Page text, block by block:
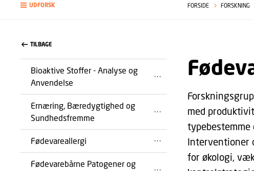
UDFORSK FORSIDE FORSKNING
TILBAGE
Bioaktive Stoffer - Analyse og
Anvendelse
Ernæring, Bæredygtighed og
Sundhedsfremme
Fødevareallergi
Fødevarebårne Patogener og
med
Interventioner
for økologi,